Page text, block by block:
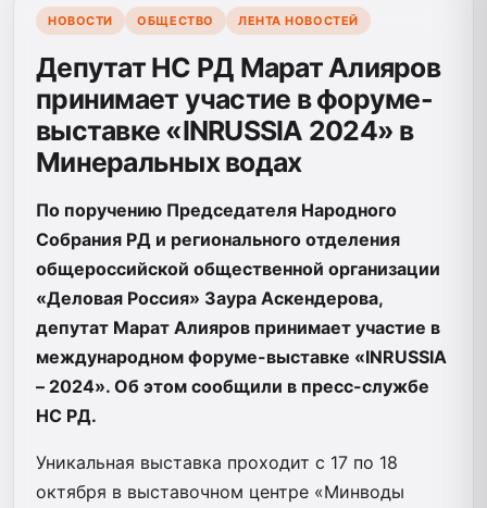
НОВОСТИ ОБЩЕСТВО ЛЕНТА НОВОСТЕЙ
Депутат НС РД Марат Алияров
принимает участие в форуме-
выставке «INRUSSIA 2024» в
Минеральных водах
По поручению Председателя Народного
Собрания РД и регионального отделения
общероссийской общественной организации
«Деловая Россия» Заура Аскендерова,
депутат Марат Алияров принимает участие в
международном форуме-выставке «INRUSSIA
– 2024». Об этом сообщили в пресс-службе
НС РД.
Уникальная выставка проходит с 17 по 18
октября в выставочном центре «Минводы